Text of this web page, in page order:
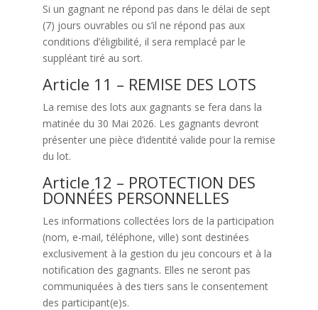
Si un gagnant ne répond pas dans le délai de sept
(7) jours ouvrables ou s’il ne répond pas aux
conditions d’éligibilité, il sera remplacé par le
suppléant tiré au sort.
Article 11 – REMISE DES LOTS
La remise des lots aux gagnants se fera dans la
matinée du 30 Mai 2026. Les gagnants devront
présenter une pièce d’identité valide pour la remise
du lot.
Article 12 – PROTECTION DES
DONNÉES PERSONNELLES
Les informations collectées lors de la participation
(nom, e-mail, téléphone, ville) sont destinées
exclusivement à la gestion du jeu concours et à la
notification des gagnants. Elles ne seront pas
communiquées à des tiers sans le consentement
des participant(e)s.